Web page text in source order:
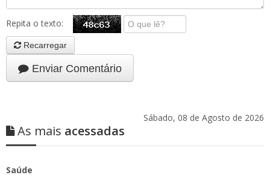
Repita o texto:
Recarregar
Enviar Comentário
Sábado, 08 de Agosto de 2026
As mais acessadas
Saúde